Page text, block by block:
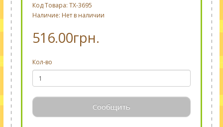
Код Товара: TX-3695
Наличие: Нет в наличии
516.00грн.
Кол-во
Сообщить